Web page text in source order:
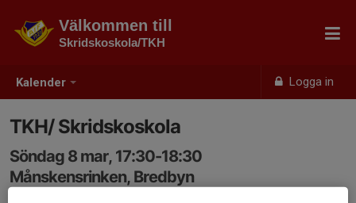
Kalender Logga in
Välkommen till
Skridskoskola/TKH
TKH/ Skridskoskola
Söndag 8 mar, 17:30-18:30
Månskensrinken, Bredbyn